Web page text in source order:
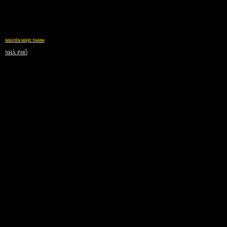
NGUYỄN NGỌC THÀNH
NHÀ PHỐ